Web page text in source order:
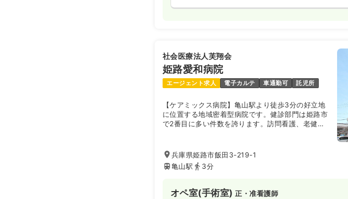
社会医療法人芙翔会
姫路愛和病院
エージェント求人 電子カルテ 車通勤可 託児所
【ケアミックス病院】亀山駅より徒歩3分の好立地
に位置する地域密着型病院です。健診部門は姫路市
で2番目に多い件数を誇ります。訪問看護、老健を
兵庫県姫路市飯田3-219-1
亀山駅
3分
オペ室(手術室)正・准看護師